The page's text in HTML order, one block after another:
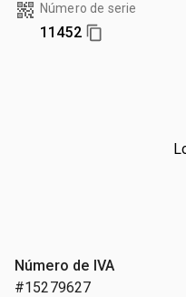
Número de serie
11452
Número de IVA
#15279627